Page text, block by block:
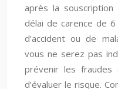
après la
délai de carence de
d’accident ou de
vous ne serez pas
prévenir les fraudes
d’évaluer le risque.